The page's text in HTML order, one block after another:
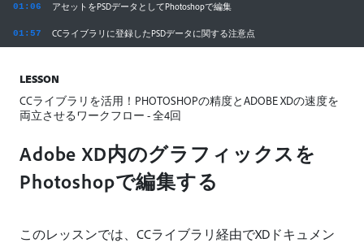
01:06 アセットをPSDデータとしてPhotoshopで編集
01:57 CCライブラリに登録したPSDデータに関する注意点
LESSON
CCライブラリを活用！PHOTOSHOPの精度とADOBE XDの速度を
両立させるワークフロー - 全4回
Adobe XD内のグラフィックスを
Photoshopで編集する
このレッスンでは、CCライブラリ経由でXDドキュメン